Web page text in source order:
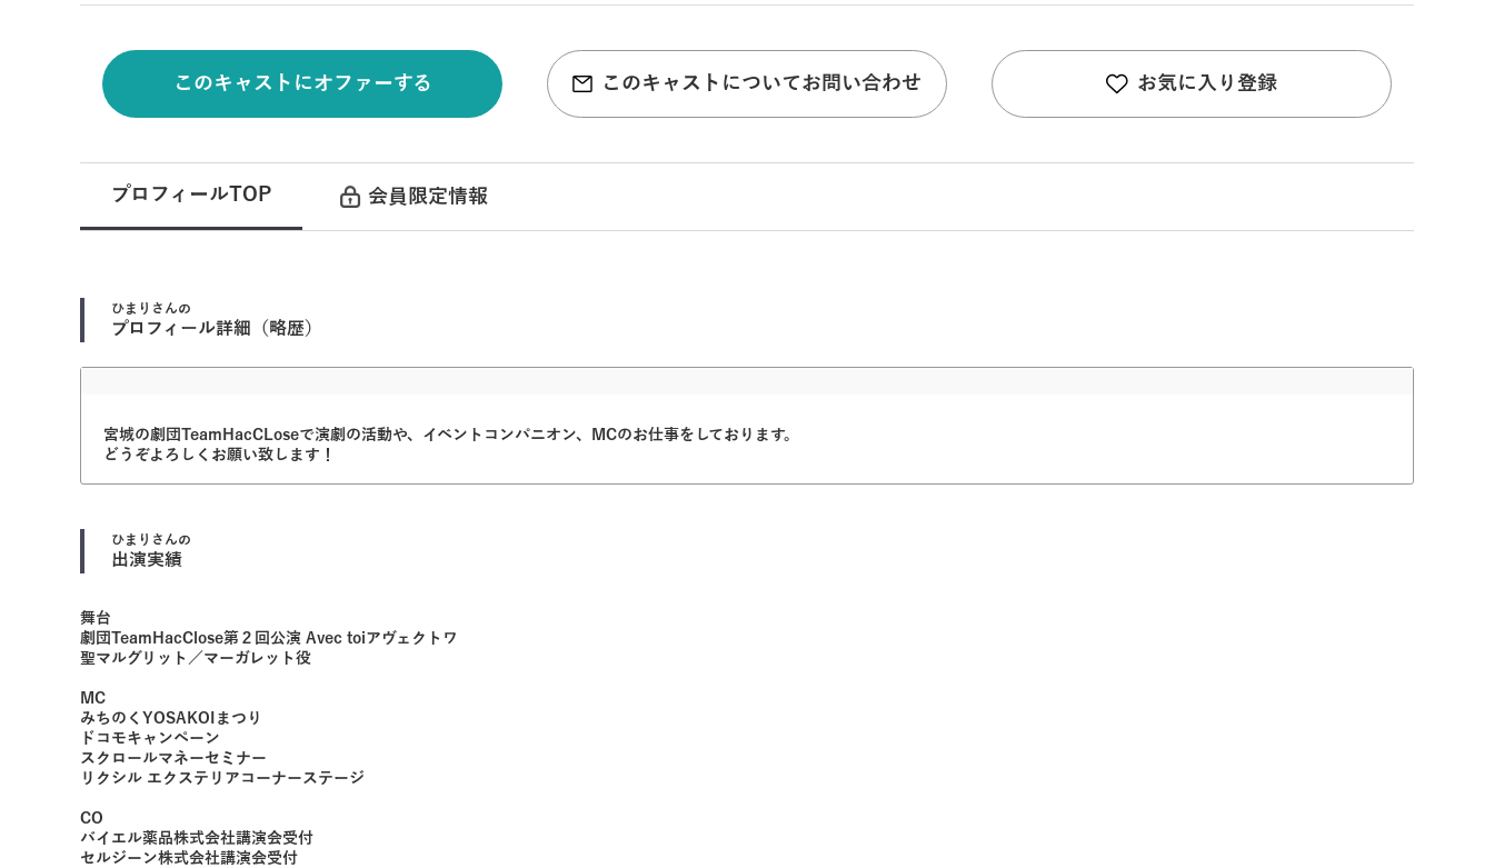
このキャストにオファーする このキャストについてお問い合わせ お気に入り登録
プロフィールTOP 会員限定情報
ひまり さんの
プロフィール詳細（略歴）
宮城の劇団TeamHacCLoseで演劇の活動や、イベントコンパニオン、MCのお仕事をしております。
どうぞよろしくお願い致します！
ひまり さんの
出演実績
舞台
劇団TeamHacClose第２回公演 Avec toiアヴェクトワ
聖マルグリット／マーガレット役
MC
みちのくYOSAKOIまつり
ドコモキャンペーン
スクロールマネーセミナー
リクシル エクステリアコーナーステージ
CO
バイエル薬品株式会社講演会受付
セルジーン株式会社講演会受付